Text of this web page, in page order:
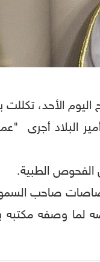
البلاد أجرى
صاحب السمو
لما وصفه مكتبه